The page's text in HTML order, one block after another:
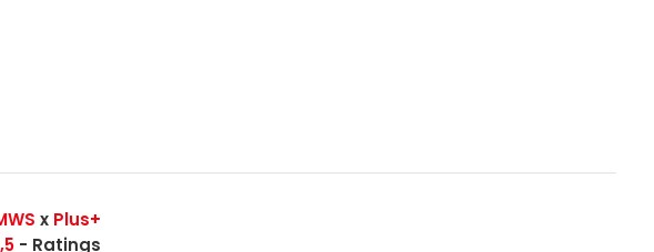
x Plus+
- Ratings